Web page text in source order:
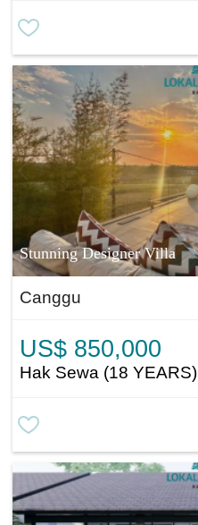
Stunning Designer Villa
Canggu
US$ 850,000
Hak Sewa (18 YEARS)